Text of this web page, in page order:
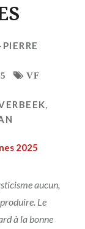
VF
,
2025
aucun,
Le
à la bonne